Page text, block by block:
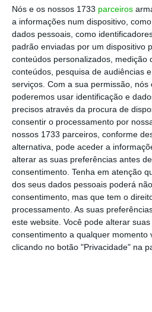
Nós e os nossos 1733 parceiros
a informações num dispositivo,
dados pessoais, como
padrão enviadas por um dispositivo
conteúdos personalizados, medição
conteúdos, pesquisa de audiências
serviços. Com a sua permissão, nós
poderemos usar identificação e
precisos através da procura de
consentir o processamento por
nossos 1733 parceiros, conforme
alternativa, pode aceder a
alterar as suas preferências antes
consentimento. Tenha em atenção
dos seus dados pessoais poderá
consentimento, mas que tem o
processamento. As suas
este website. Você pode alterar
consentimento a qualquer momento
clicando no botão "Privacidade" na
Assine o
No momento em que a
mais importante do
o jornalismo
De que forma? Assine o
tenha acesso a
opinião que conta, às
especiais que mostram
história.
Esta assinatura é uma
o ECO e os seus